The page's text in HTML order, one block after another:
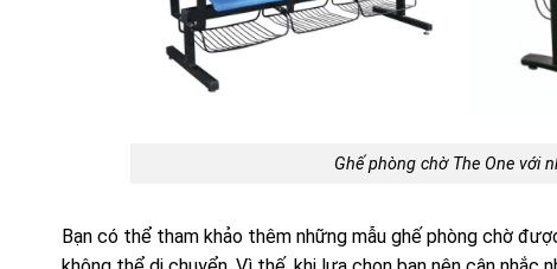
Ghế phòng chờ The One với
Bạn có thể tham khảo thêm những mẫu ghế phòng chờ